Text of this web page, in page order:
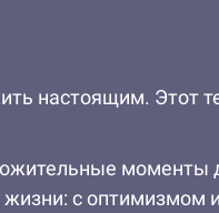
настоящим. Этот
жизни: с оптимизмом